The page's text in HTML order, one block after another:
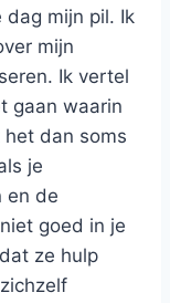
dag mijn pil. Ik
mijn
Ik vertel
gaan waarin
dan soms
je
en de
goed in je
ze hulp